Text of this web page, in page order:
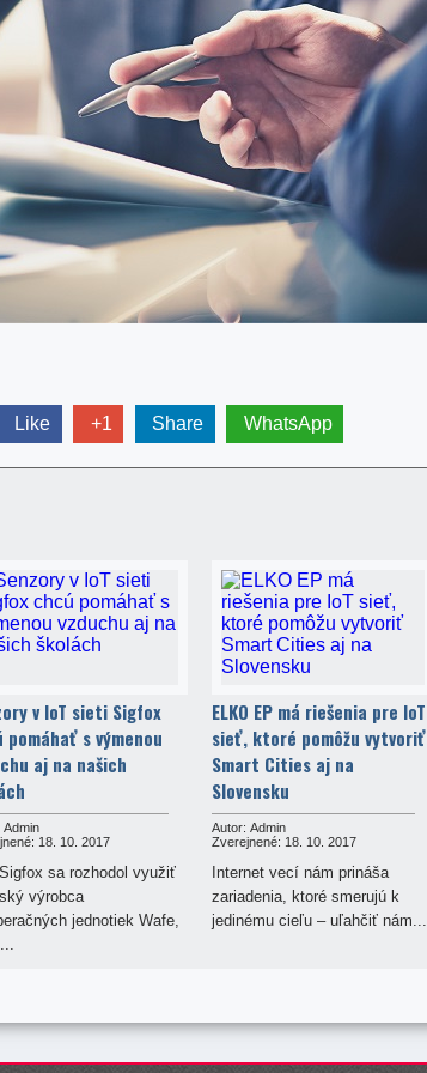
Like +1 Share WhatsApp
v IoT sieti Sigfox
pomáhať s výmenou
aj na našich
Admin
18. 10. 2017
sa rozhodol využiť
výrobca
jednotiek Wafe,
ELKO EP má riešenia pre IoT
sieť, ktoré pomôžu vytvoriť
Smart Cities aj na
Slovensku
Autor: Admin
Zverejnené: 18. 10. 2017
Internet vecí nám prináša
zariadenia, ktoré smerujú k
jedinému cieľu – uľahčiť nám...